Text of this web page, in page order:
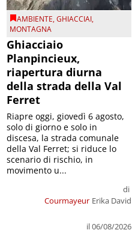
AMBIENTE,GHIACCIAI,
MONTAGNA
Ghiacciaio
Planpincieux,
riapertura diurna
della strada della Val
Ferret
Courmayeur
di
Erika David
il 06/08/2026
Riapre oggi, giovedì 6 agosto,
solo di giorno e solo in
discesa, la strada comunale
della Val Ferret; si riduce lo
scenario di rischio, in
movimento u...